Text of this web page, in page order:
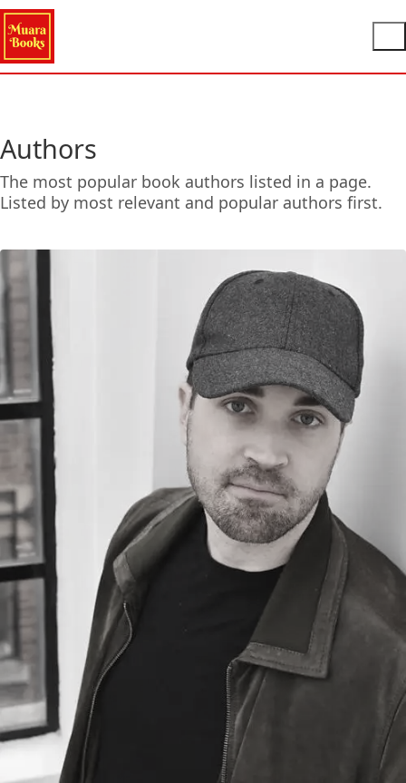
Authors
The most popular book authors listed in a page.
Listed by most relevant and popular authors first.